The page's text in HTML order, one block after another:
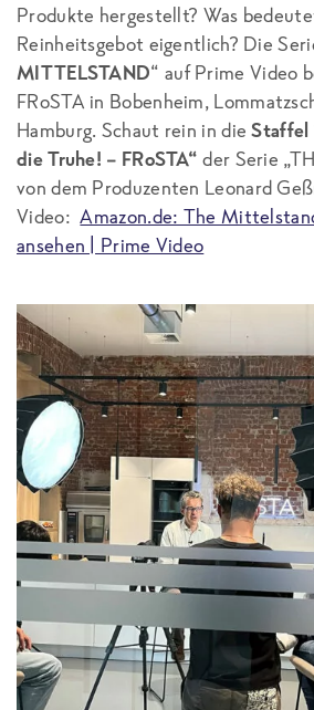
Produkte hergestellt? Was
Reinheitsgebot eigentlich? Die
MITTELSTAND“ auf Prime Video
FRoSTA in Bobenheim,
Hamburg. Schaut rein in dieStaffel
die Truhe! – FRoSTA“ der Serie
von dem Produzenten Leonard
Video:Amazon.de: The
ansehen | Prime Video